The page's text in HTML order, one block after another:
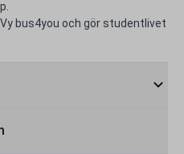
bus4you​ och gör studentlivet